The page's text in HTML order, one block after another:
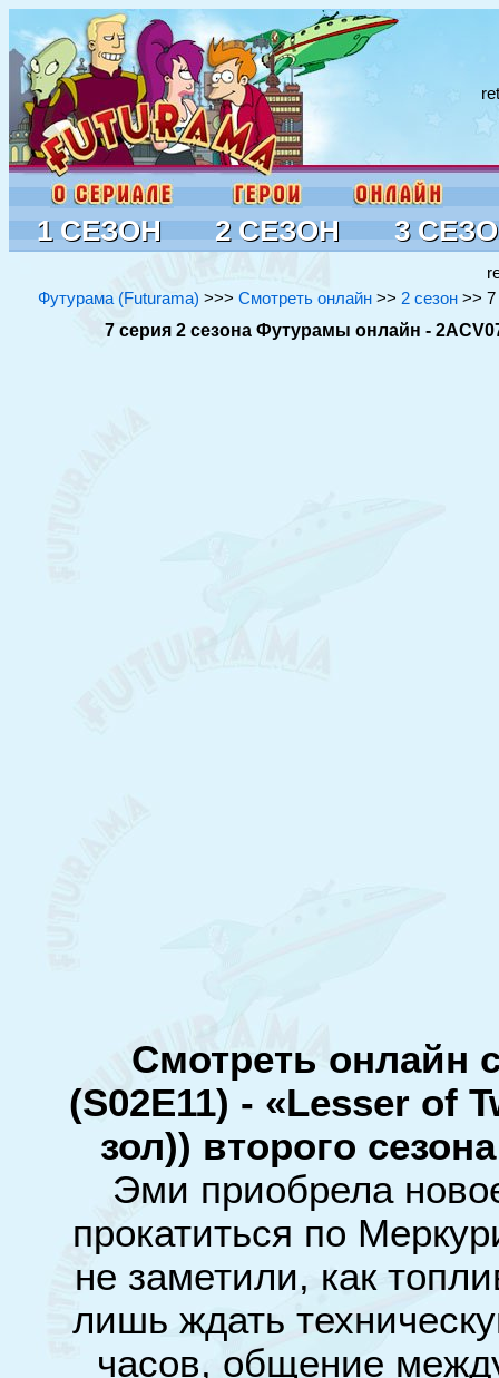
1 СЕЗОН 2 СЕЗОН 3
Футурама (Futurama) >>> Смотреть онлайн >> 2 сезон >> 7
7 серия 2 сезона Футурамы онлайн -
Смотреть онлайн
(S02E11) - «Lesser of
зол)) второго
Эми приобрела
прокатиться по
не заметили, как
лишь ждать
часов, общение